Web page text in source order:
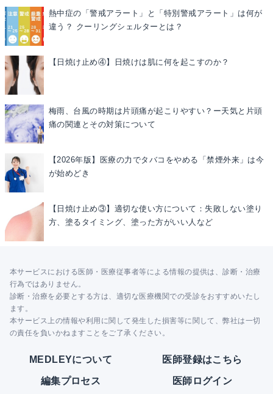
熱中症の「警戒アラート」と「特別警戒アラート」は何が
違う？ クーリングシェルターとは？
【日焼け止め④】日焼けは肌に何を起こすのか？
梅雨、台風の時期は片頭痛が起こりやすい？ー天気と片頭
痛の関連とその対策について
【2026年版】医療の力でタバコをやめる「禁煙外来」は今
が始めどき
【日焼け止め③】適切な使い方について：失敗しない塗り
方、塗るタイミング、塗った方がいい人など
本サービスにおける医師・医療従事者等による情報の提供は、診断・治療
行為ではありません。
診断・治療を必要とする方は、適切な医療機関での受診をおすすめいたし
ます。
本サービス上の情報や利用に関して発生した損害等に関して、弊社は一切
の責任を負いかねますことをご了承ください。
MEDLEYについて 医師登録はこちら
編集プロセス 医師ログイン